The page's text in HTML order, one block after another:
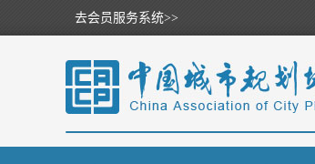
去会员服务系统>>